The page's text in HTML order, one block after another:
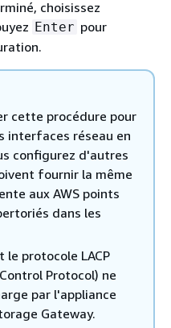
choisissez
Enter pour
cette procédure pour
interfaces réseau en
configurez d'autres
fournir la même
aux AWS points
dans les
le protocole LACP
Protocol) ne
par l'appliance
Gateway.